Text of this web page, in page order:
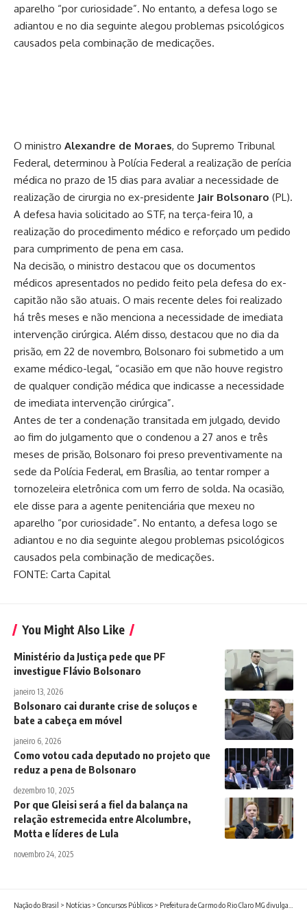
aparelho “por curiosidade”. No entanto, a defesa logo se
adiantou e no dia seguinte alegou problemas psicológicos
causados pela combinação de medicações.
O ministro Alexandre de Moraes, do Supremo Tribunal
Federal, determinou à Polícia Federal a realização de perícia
médica no prazo de 15 dias para avaliar a necessidade de
realização de cirurgia no ex-presidente Jair Bolsonaro (PL).
A defesa havia solicitado ao STF, na terça-feira 10, a
realização do procedimento médico e reforçado um pedido
para cumprimento de pena em casa.
Na decisão, o ministro destacou que os documentos
médicos apresentados no pedido feito pela defesa do ex-
capitão não são atuais. O mais recente deles foi realizado
há três meses e não menciona a necessidade de imediata
intervenção cirúrgica. Além disso, destacou que no dia da
prisão, em 22 de novembro, Bolsonaro foi submetido a um
exame médico-legal, “ocasião em que não houve registro
de qualquer condição médica que indicasse a necessidade
de imediata intervenção cirúrgica”.
Antes de ter a condenação transitada em julgado, devido
ao fim do julgamento que o condenou a 27 anos e três
meses de prisão, Bolsonaro foi preso preventivamente na
sede da Polícia Federal, em Brasília, ao tentar romper a
tornozeleira eletrônica com um ferro de solda. Na ocasião,
ele disse para a agente penitenciária que mexeu no
aparelho “por curiosidade”. No entanto, a defesa logo se
adiantou e no dia seguinte alegou problemas psicológicos
causados pela combinação de medicações.
FONTE: Carta Capital
You Might Also Like
Ministério da Justiça pede que PF
investigue Flávio Bolsonaro
janeiro 13, 2026
Bolsonaro cai durante crise de soluços e
bate a cabeça em móvel
janeiro 6, 2026
Como votou cada deputado no projeto que
reduz a pena de Bolsonaro
dezembro 10, 2025
Por que Gleisi será a fiel da balança na
relação estremecida entre Alcolumbre,
Motta e líderes de Lula
novembro 24, 2025
Nação do Brasil > Notícias > Concursos Públicos > Prefeitura de Carmo do Rio Claro MG divulga edital de seletivo